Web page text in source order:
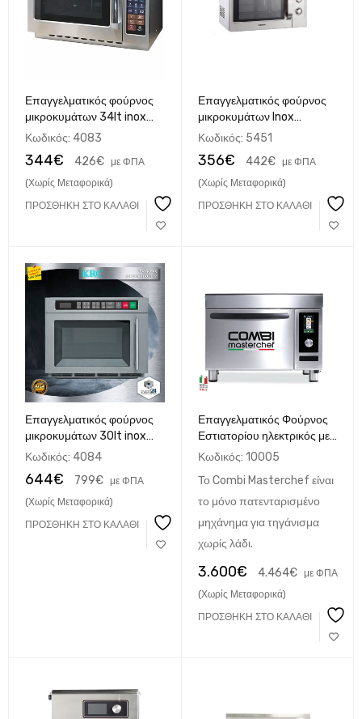
Επαγγελματικός φούρνος
μικροκυμάτων 34lt inox
KRC
Κωδικός: 4083
344€ 426€ με ΦΠΑ
(Χωρίς Μεταφορικά)
ΠΡΟΣΘΉΚΗ ΣΤΟ ΚΑΛΆΘΙ
Επαγγελματικός φούρνος
μικροκυμάτων Inox
SAMSUNG CM1099A EMC
Κωδικός: 5451
356€ 442€
με ΦΠΑ
(Χωρίς Μεταφορικά)
ΠΡΟΣΘΉΚΗ ΣΤΟ ΚΑΛΆΘΙ
Επαγγελματικός φούρνος
μικροκυμάτων 30lt inox
KRC
Κωδικός: 4084
644€ 799€ με ΦΠΑ
(Χωρίς Μεταφορικά)
ΠΡΟΣΘΉΚΗ ΣΤΟ ΚΑΛΆΘΙ
Επαγγελματικός Φούρνος
Εστιατορίου ηλεκτρικός με
αέρα υψηλής ταχύτητας
IΤΑΛΙΚΟΣ
Κωδικός: 10005
Το Combi Masterchef είναι
το μόνο πατενταρισμένο
μηχάνημα για τηγάνισμα
χωρίς λάδι.
3.600€ 4.464€
με ΦΠΑ
(Χωρίς Μεταφορικά)
ΠΡΟΣΘΉΚΗ ΣΤΟ ΚΑΛΆΘΙ